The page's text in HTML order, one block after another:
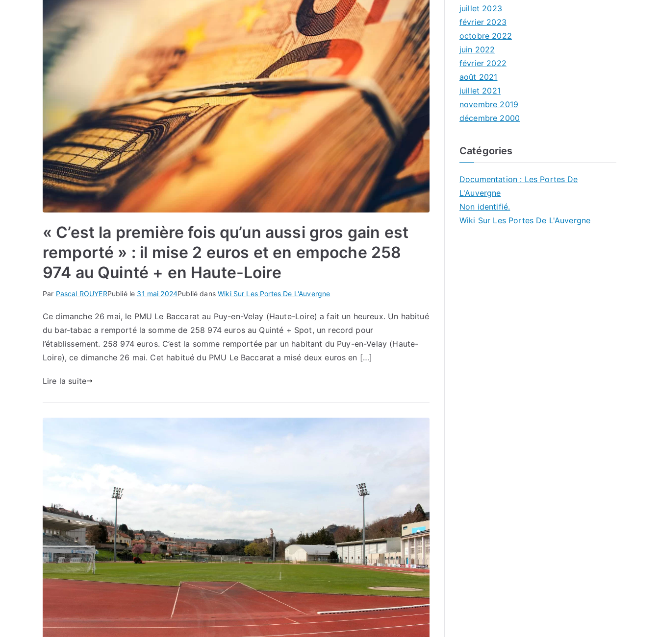
« C’est la première fois qu’un aussi gros gain est
remporté » : il mise 2 euros et en empoche 258
974 au Quinté + en Haute-Loire
Par Pascal ROUYERPublié le 31 mai 2024Publié dansWiki Sur Les Portes De L'Auvergne
Ce dimanche 26 mai, le PMU Le Baccarat au Puy-en-Velay (Haute-Loire) a fait un heureux. Un habitué
du bar-tabac a remporté la somme de 258 974 euros au Quinté + Spot, un record pour
l’établissement. 258 974 euros. C’est la somme remportée par un habitant du Puy-en-Velay (Haute-
Loire), ce dimanche 26 mai. Cet habitué du PMU Le Baccarat a misé deux euros en […]
Lire la suite
juillet 2023
février 2023
octobre 2022
juin 2022
février 2022
août 2021
juillet 2021
novembre 2019
décembre 2000
Catégories
Documentation : Les Portes De
L'Auvergne
Non identifié.
Wiki Sur Les Portes De L'Auvergne